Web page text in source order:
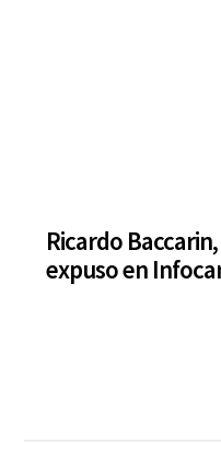
Ricardo
expuso en